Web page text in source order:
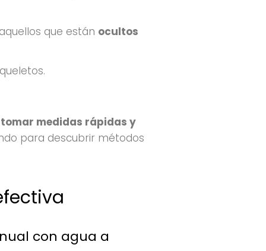
que están ocultos
medidas rápidas y
para descubrir métodos
con agua a